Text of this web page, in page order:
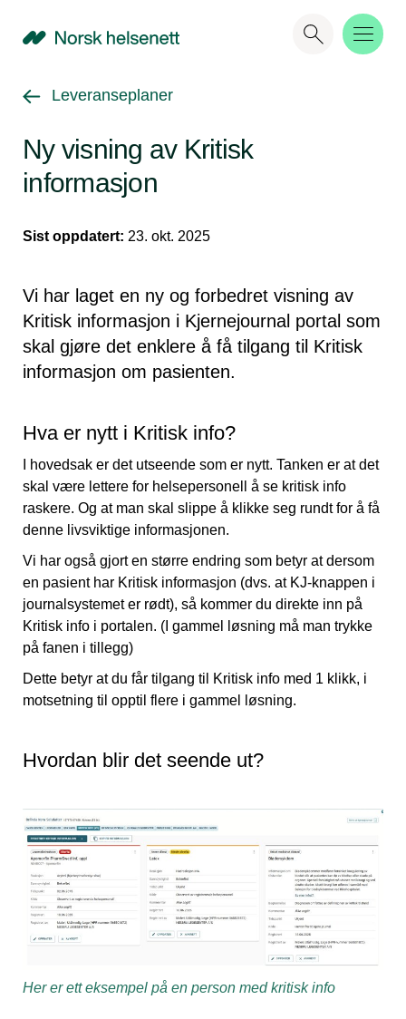
NHN
Gå tilbake til
Leveranseplaner
Ny visning av Kritisk
informasjon
Sist oppdatert: 23. okt. 2025
Vi har laget en ny og forbedret visning av
Kritisk informasjon i Kjernejournal portal som
skal gjøre det enklere å få tilgang til Kritisk
informasjon om pasienten.
Hva er nytt i Kritisk info?
I hovedsak er det utseende som er nytt. Tanken er at det
skal være lettere for helsepersonell å se kritisk info
raskere. Og at man skal slippe å klikke seg rundt for å få
denne livsviktige informasjonen.
Vi har også gjort en større endring som betyr at dersom
en pasient har Kritisk informasjon (dvs. at KJ-knappen i
journalsystemet er rødt), så kommer du direkte inn på
Kritisk info i portalen. (I gammel løsning må man trykke
på fanen i tillegg)
Dette betyr at du får tilgang til Kritisk info med 1 klikk, i
motsetning til opptil flere i gammel løsning.
Hvordan blir det seende ut?
Her er ett eksempel på en person med kritisk info